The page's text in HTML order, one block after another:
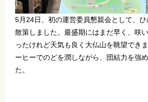
5月24日、初の運営委員懇親会として、
散策しました。最盛期にはまだ早く、咲
ったけれど天気も良く大仏山を眺望でき
ーヒーでのどを潤しながら、団結力を強
た。